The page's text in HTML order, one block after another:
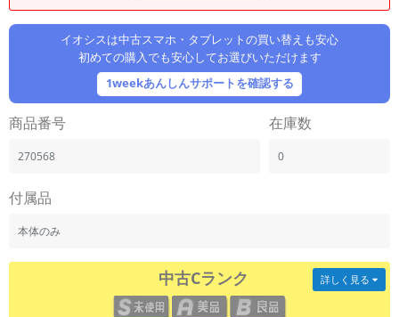
イオシスは中古スマホ・タブレットの買い替えも安心
初めての購入でも安心してお選びいただけます
1weekあんしんサポートを確認する
商品番号
270568
在庫数
0
付属品
本体のみ
中古Cランク 詳しく見る
機能・特徴
商品の搭載機能による絞り込み
「5G対応」「防水」「ワンセグ」など
ランク
「新品」「未使用」「中古」など
CPU
OSの絞り込み